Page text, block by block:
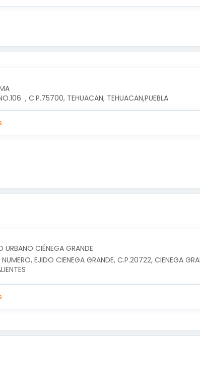
, C.P.75700, TEHUACAN, TEHUACAN,PUEBLA
URBANO CIÉNEGA GRANDE
EJIDO CIENEGA GRANDE, C.P.20722, CIENEGA